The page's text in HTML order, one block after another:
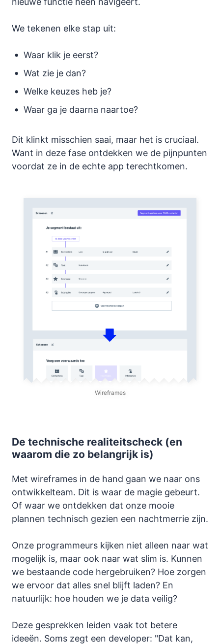
We tekenen elke stap uit:
Waar klik je eerst?
Wat zie je dan?
Welke keuzes heb je?
Waar ga je daarna naartoe?
Dit klinkt misschien saai, maar het is cruciaal.
Want in deze fase ontdekken we de pijnpunten
voordat ze in de echte app terechtkomen.
Wireframes
De technische realiteitscheck (en
waarom die zo belangrijk is)
Met wireframes in de hand gaan we naar ons
ontwikkelteam. Dit is waar de magie gebeurt.
Of waar we ontdekken dat onze mooie
plannen technisch gezien een nachtmerrie zijn.
Onze programmeurs kijken niet alleen naar wat
mogelijk is, maar ook naar wat slim is. Kunnen
we bestaande code hergebruiken? Hoe zorgen
we ervoor dat alles snel blijft laden? En
natuurlijk: hoe houden we je data veilig?
Deze gesprekken leiden vaak tot betere
ideeën. Soms zegt een developer: "Dat kan,